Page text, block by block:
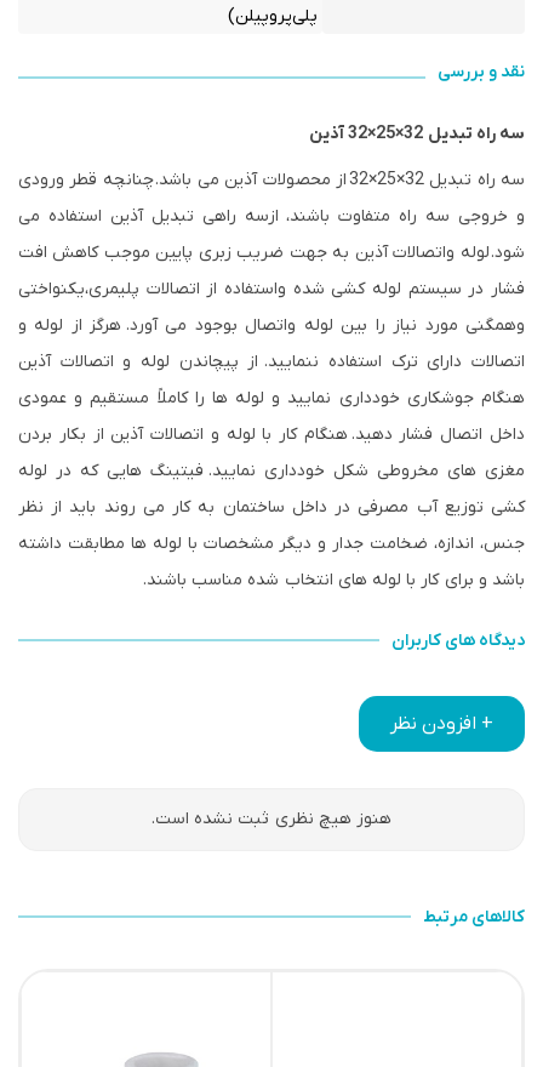
پلی‌پروپیلن)
نقد و بررسی
سه راه تبدیل 32×25×32 آذین
سه راه تبدیل 32×25×32
از محصولات آذین می باشد. چنانچه قطر ورودی
و خروجی سه راه متفاوت باشند، ازسه راهی تبدیل آذین استفاده می
شود. لوله واتصالات آذین به جهت ضریب زبری پایین موجب کاهش افت
فشار در سیستم لوله کشی شده واستفاده از اتصالات پلیمری،یکنواختی
وهمگنی مورد نیاز را بین لوله واتصال بوجود می آورد. هرگز از لوله و
اتصالات دارای ترک استفاده ننمایید. از پیچاندن لوله و اتصالات آذین
هنگام جوشکاری خودداری نمایید و لوله ها را کاملاً مستقیم و عمودی
داخل اتصال فشار دهید. هنگام کار با لوله و اتصالات آذین از بکار بردن
مغزی های مخروطی شکل خودداری نمایید. فیتینگ هایی که در لوله
کشی توزیع آب مصرفی در داخل ساختمان به کار می روند باید از نظر
جنس، اندازه، ضخامت جدار و دیگر مشخصات با لوله ها مطابقت داشته
باشد و برای کار با لوله های انتخاب شده مناسب باشند.
دیدگاه های کاربران
+ افزودن نظر
هنوز هیچ نظری ثبت نشده است.
کالاهای مرتبط